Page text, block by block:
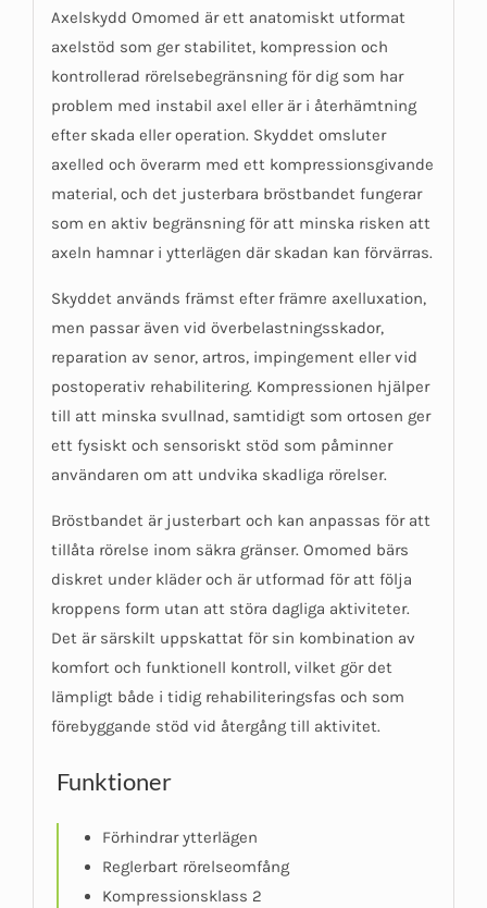
Axelskydd Omomed är ett anatomiskt utformat
axelstöd som ger stabilitet, kompression och
kontrollerad rörelsebegränsning för dig som har
problem med instabil axel eller är i återhämtning
efter skada eller operation. Skyddet omsluter
axelled och överarm med ett kompressionsgivande
material, och det justerbara bröstbandet fungerar
som en aktiv begränsning för att minska risken att
axeln hamnar i ytterlägen där skadan kan förvärras.
Skyddet används främst efter främre axelluxation,
men passar även vid överbelastningsskador,
reparation av senor, artros, impingement eller vid
postoperativ rehabilitering. Kompressionen hjälper
till att minska svullnad, samtidigt som ortosen ger
ett fysiskt och sensoriskt stöd som påminner
användaren om att undvika skadliga rörelser.
Bröstbandet är justerbart och kan anpassas för att
tillåta rörelse inom säkra gränser. Omomed bärs
diskret under kläder och är utformad för att följa
kroppens form utan att störa dagliga aktiviteter.
Det är särskilt uppskattat för sin kombination av
komfort och funktionell kontroll, vilket gör det
lämpligt både i tidig rehabiliteringsfas och som
förebyggande stöd vid återgång till aktivitet.
Funktioner
Förhindrar ytterlägen
Reglerbart rörelseomfång
Kompressionsklass 2